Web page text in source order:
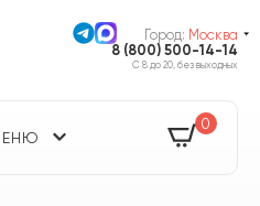
Город: Москва
8 (800) 500-14-14
С 8 до 20, без выходных
0